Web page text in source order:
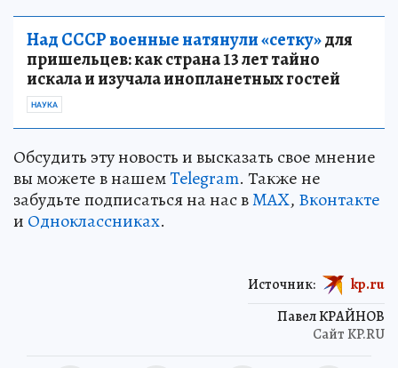
Над СССР военные натянули «сетку»для
пришельцев: как страна 13 лет тайно
искала и изучала инопланетных гостей
НАУКА
Обсудить эту новость и высказать свое мнение
вы можете в нашемTelegram. Также не
забудьте подписаться на нас вMAX, Вконтакте
и Одноклассниках.
Павел КРАЙНОВ
Сайт KP.RU
Источник: kp.ru